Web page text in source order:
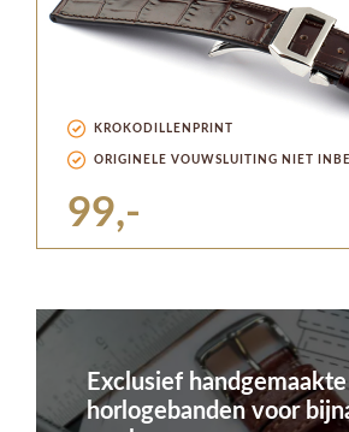
KROKODILLENPRINT
ORIGINELE VOUWSLUITING NIET
99,-
Exclusief handgemaakte
horlogebanden voor